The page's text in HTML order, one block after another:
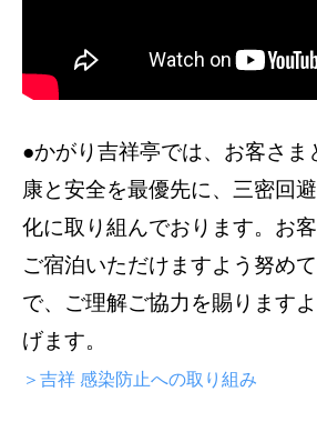
●かがり吉祥亭では、お客さま
康と安全を最優先に、三密回
化に取り組んでおります。お
ご宿泊いただけますよう努め
で、ご理解ご協力を賜ります
げます。
＞吉祥 感染防止への取り組み